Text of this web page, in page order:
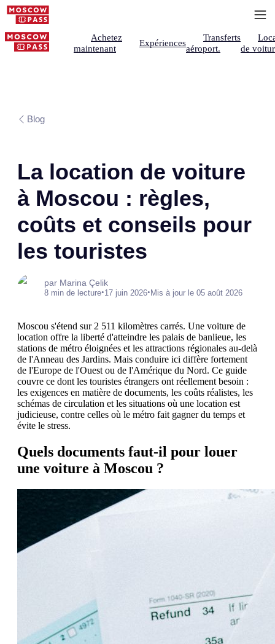
Achetez
maintenant
Expériences
Transferts
aéroport.
de
Blog
La location de voiture
à Moscou : règles,
coûts et conseils pour
les touristes
par Marina Çelik
8 min de lecture•17 juin 2026•Mis à jour le 05 août 2026
Moscou s'étend sur 2 511 kilomètres carrés. Une voiture de
location offre la liberté d'atteindre les palais de banlieue, les
stations de métro éloignées et les attractions régionales au-delà
de l'Anneau des Jardins. Mais conduire ici diffère fortement
de l'Europe de l'Ouest ou de l'Amérique du Nord. Ce guide
couvre ce dont les touristes étrangers ont réellement besoin :
les exigences en matière de documents, les coûts réalistes, les
schémas de circulation et les situations où une location est
judicieuse, contre celles où le métro fait gagner du temps et
évite le stress.
Quels documents faut-il pour louer
une voiture à Moscou ?